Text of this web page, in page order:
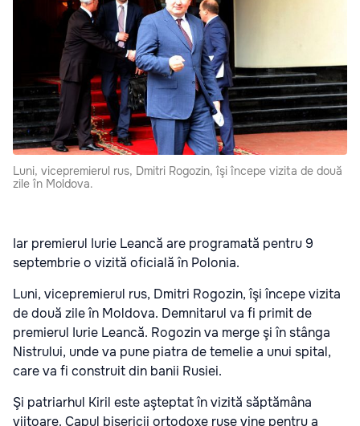
Luni, vicepremierul rus, Dmitri Rogozin, îşi începe vizita de două
zile în Moldova.
Iar premierul Iurie Leancă are programată pentru 9
septembrie o vizită oficială în Polonia.
Luni, vicepremierul rus, Dmitri Rogozin, îşi începe vizita
de două zile în Moldova. Demnitarul va fi primit de
premierul Iurie Leancă. Rogozin va merge şi în stânga
Nistrului, unde va pune piatra de temelie a unui spital,
care va fi construit din banii Rusiei.
Şi patriarhul Kiril este aşteptat în vizită săptămâna
viitoare. Capul bisericii ortodoxe ruse vine pentru a